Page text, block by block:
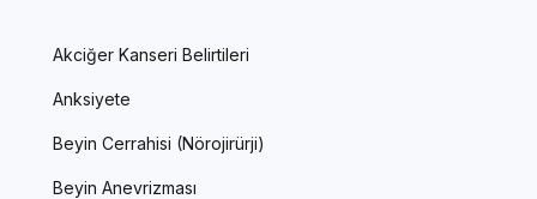
Akciğer Kanseri Belirtileri
Anksiyete
Beyin Cerrahisi (Nörojirürji)
Beyin Anevrizması